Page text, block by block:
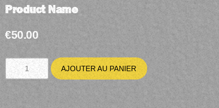
Product Name
€50.00
AJOUTER AU PANIER